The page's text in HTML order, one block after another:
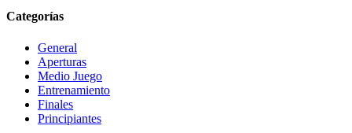
Categorías
General
Aperturas
Medio Juego
Entrenamiento
Finales
Principiantes